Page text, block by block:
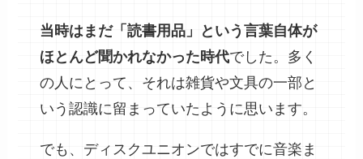
当時はまだ「読書用品」という言葉自体が
ほとんど聞かれなかった時代でした。多く
の人にとって、それは雑貨や文具の一部と
いう認識に留まっていたように思います。
でも、ディスクユニオンではすでに音楽ま